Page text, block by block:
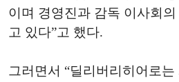
이며 경영진과 감독 이사회의
고 있다”고 했다.
그러면서 “딜리버리히어로